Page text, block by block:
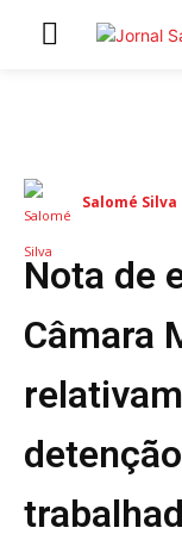
ARTIGOS DE
Secções
MARCHAS
NATAL NAS
ATUALIDADE
REGIÃO
SOCIEDADE
Salomé Silva
Nota de
Câmara